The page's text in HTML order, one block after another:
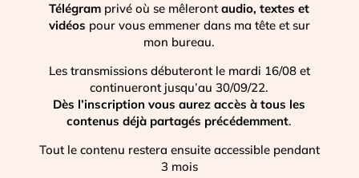
Télégram privé où se mêleront audio, textes et
vidéos pour vous emmener dans ma tête et sur
mon bureau.
Les transmissions débuteront le mardi 16/08 et
continueront jusqu’au 30/09/22.
Dès l’inscription vous aurez accès à tous les
contenus déjà partagés précédemment.
Tout le contenu restera ensuite accessible pendant
3 mois